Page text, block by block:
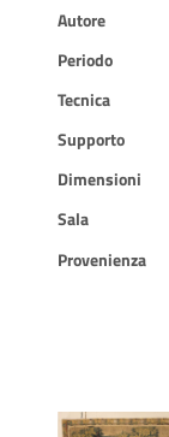
Autore
Periodo
Tecnica
Supporto
Dimensioni
Sala
Provenienza